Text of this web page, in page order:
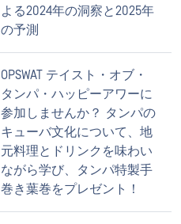
よる2024年の洞察と2025年
の予測
OPSWAT テイスト・オブ・
タンパ・ハッピーアワーに
参加しませんか？ タンパの
キューバ文化について、地
元料理とドリンクを味わい
ながら学び、タンパ特製手
巻き葉巻をプレゼント！